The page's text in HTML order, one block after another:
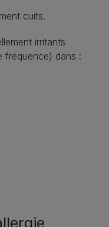
cuits.
irritants
fréquence) dans :